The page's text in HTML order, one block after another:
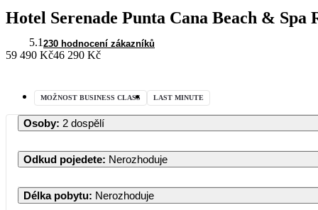
Hotel Serenade Punta Cana Beach & Spa
5.1 230 hodnocení zákazníků
59 490 Kč46 290 Kč
MOŽNOST BUSINESS CLASS LAST MINUTE
Osoby: 2 dospělí
Odkud pojedete: Nerozhoduje
Délka pobytu: Nerozhoduje